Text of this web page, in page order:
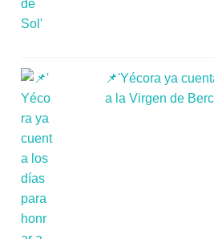
📌'Yécora ya
a la Virgen de